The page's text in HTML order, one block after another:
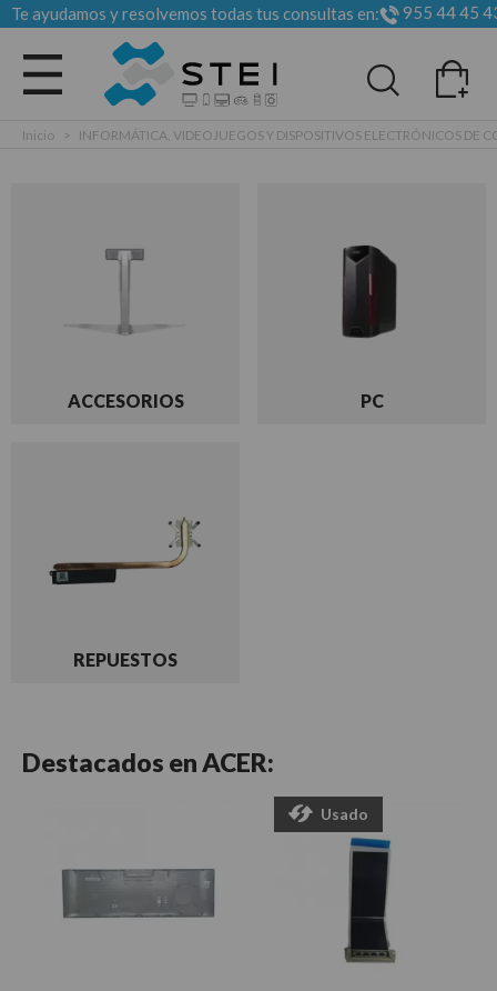
Te ayudamos y resolvemos todas tus consultas en: 955 44 45
Todas las categorias
Inicio > INFORMÁTICA, VIDEOJUEGOS Y DISPOSITIVOS ELECTRÓNICOS DE
ACCESORIOS PC
REPUESTOS
Destacados enACER:
Usado